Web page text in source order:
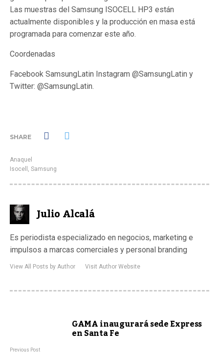
Las muestras del Samsung ISOCELL HP3 están
actualmente disponibles y la producción en masa está
programada para comenzar este año.
Coordenadas
Facebook SamsungLatin Instagram @SamsungLatin y
Twitter: @SamsungLatin.
SHARE
Anaquel
Isocell , Samsung
Julio Alcalá
Es periodista especializado en negocios, marketing e
impulsos a marcas comerciales y personal branding
View All Posts by Author Visit Author Website
GAMA inaugurará sede Express
en Santa Fe
Previous Post